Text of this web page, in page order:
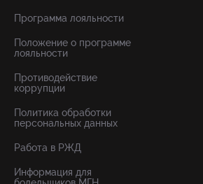
Программа лояльности
Положение о программе
лояльности
Противодействие
коррупции
Политика обработки
персональных данных
Работа в РЖД
Информация для